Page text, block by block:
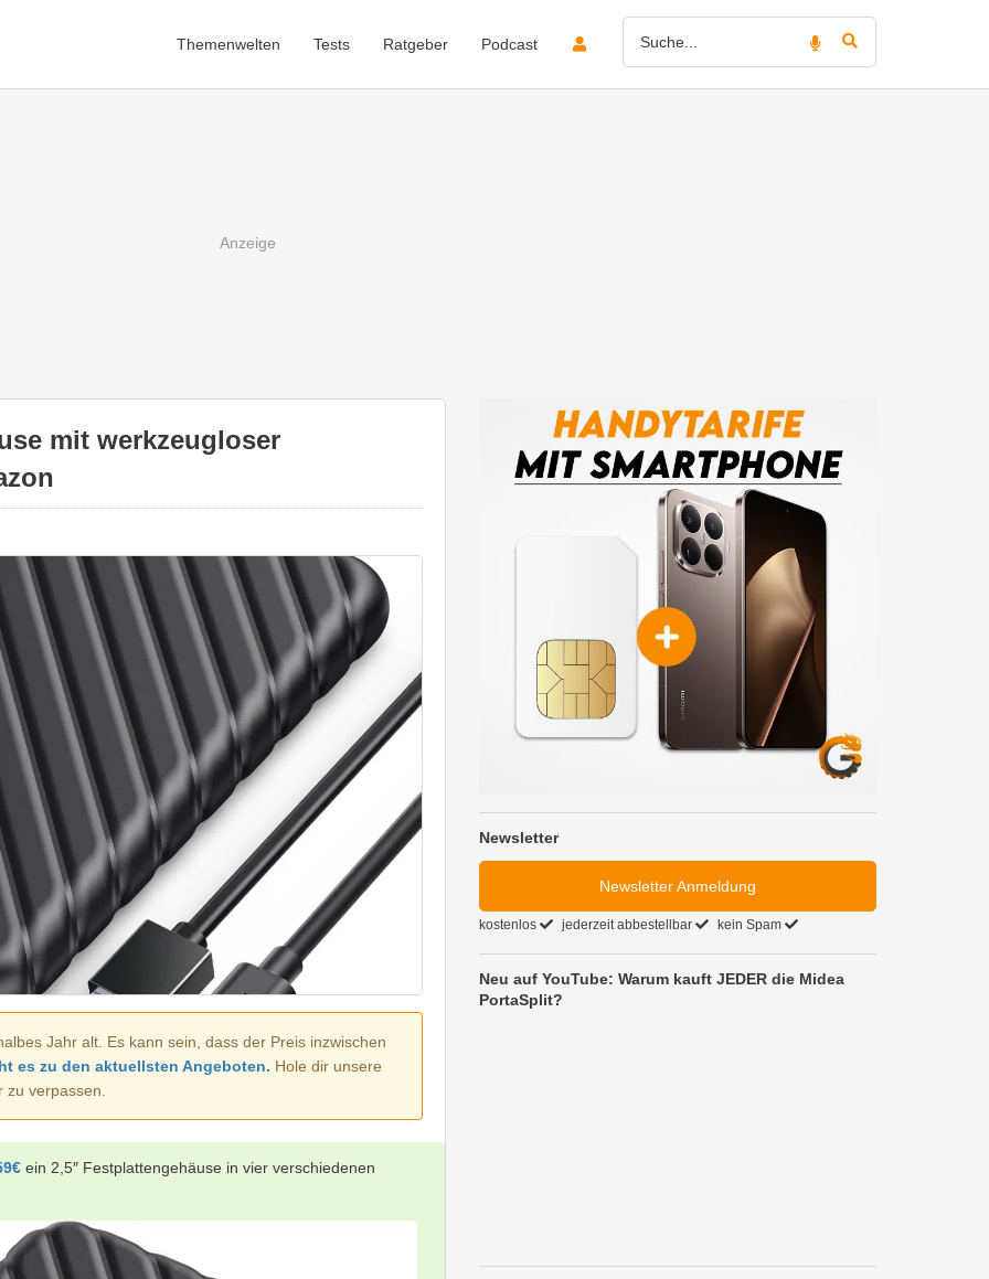
Themenwelten Tests Ratgeber Podcast
mit werkzeugloser
Jahr alt. Es kann sein, dass der Preis inzwischen
es zu den aktuellsten Angeboten. Hole dir unsere
verpassen.
ein 2,5″ Festplattengehäuse in vier verschiedenen
Newsletter
Newsletter Anmeldung
kostenlos jederzeit abbestellbar kein Spam
Neu auf YouTube: Warum kauft JEDER die Midea
PortaSplit?